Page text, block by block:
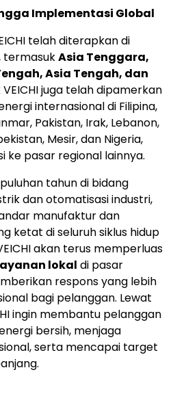
Implementasi Global
telah diterapkan di
termasukAsia Tenggara,
Asia Tengah, dan
juga telah dipamerkan
internasional di Filipina,
Pakistan, Irak, Lebanon,
Mesir, dan Nigeria,
ke pasar regional lainnya.
tahun di bidang
dan otomatisasi industri,
manufaktur dan
ketat di seluruh siklus hidup
akan terus memperluas
lokal di pasar
respons yang lebih
bagi pelanggan. Lewat
ingin membantu pelanggan
bersih, menjaga
serta mencapai target